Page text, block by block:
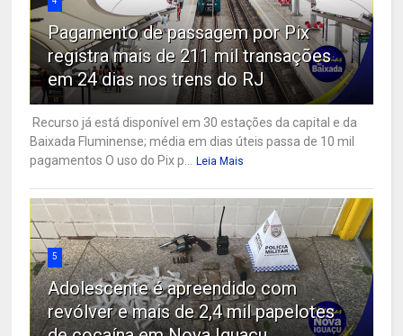
Pagamento de passagem por Pix
registra mais de 211 mil transações
em 24 dias nos trens do RJ
Recurso já está disponível em 30 estações da capital e da
Baixada Fluminense; média em dias úteis passa de 10 mil
pagamentos O uso do Pix p... Leia Mais
5
Adolescente é apreendido com
revólver e mais de 2,4 mil papelotes